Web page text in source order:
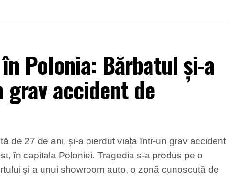
Polonia: Bărbatul și-a
accident de
de 27 de ani, și-a pierdut viața într-un grav accident
în capitala Poloniei. Tragedia s-a produs pe o
și a unui showroom auto, o zonă cunoscută de